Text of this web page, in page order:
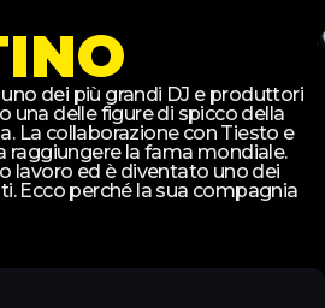
dei più grandi DJ e produttori
una delle figure di spicco della
La collaborazione con Tiesto e
raggiungere la fama mondiale.
lavoro ed è diventato uno dei
Ecco perché la sua compagnia